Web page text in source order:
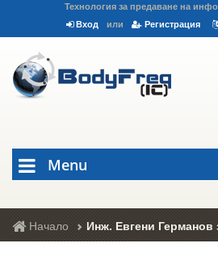
Технология за предаване на
Вход
или Регистрация
Menu
Начало Инж. Евгени Германов